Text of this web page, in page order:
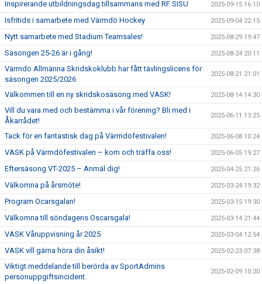
Inspirerande utbildningsdag tillsammans med RF SISU 2025-09-15 16:10
Isfritids i samarbete med Värmdö Hockey 2025-09-04 22:15
Nytt samarbete med Stadium Teamsales! 2025-08-29 19:47
Säsongen 25-26 är i gång! 2025-08-24 20:11
Värmdö Allmänna Skridskoklubb har fått tävlingslicens för
säsongen 2025/2026
2025-08-21 21:01
Välkommen till en ny skridskosäsong med VASK! 2025-08-14 14:30
Vill du vara med och bestämma i vår förening? Bli med i
Åkarrådet!
2025-06-11 13:25
Tack för en fantastisk dag på Värmdöfestivalen! 2025-06-08 10:24
VASK på Värmdöfestivalen – kom och träffa oss! 2025-06-05 19:27
Eftersäsong VT-2025 – Anmäl dig! 2025-04-25 21:26
Välkomna på årsmöte! 2025-03-24 19:32
Program Ocarsgalan! 2025-03-15 19:30
Välkomna till söndagens Oscarsgala! 2025-03-14 21:44
VASK Våruppvisning år 2025 2025-03-04 12:54
VASK vill gärna höra din åsikt! 2025-02-23 07:38
Viktigt meddelande till berörda av SportAdmins
personuppgiftsincident.
2025-02-09 10:20